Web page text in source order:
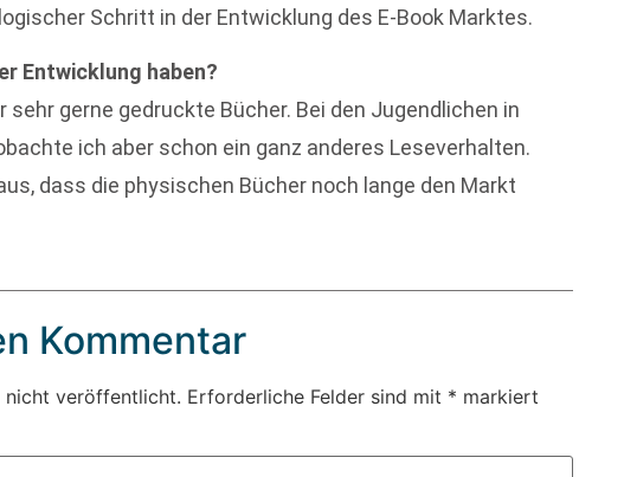
Schritt in der Entwicklung des E-Book Marktes.
Entwicklung haben?
sehr gerne gedruckte Bücher. Bei den Jugendlichen in
ich aber schon ein ganz anderes Leseverhalten.
dass die physischen Bücher noch lange den Markt
Kommentar
nicht veröffentlicht. Erforderliche Felder sind mit * markiert